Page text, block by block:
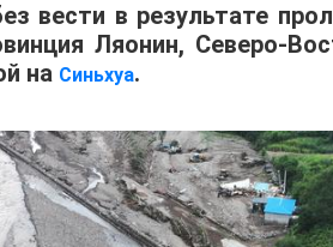
вести в результате
Ляонин, Северо-
на Синьхуа.